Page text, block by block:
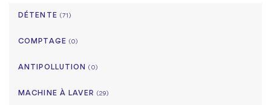
DÉTENTE (71)
COMPTAGE (0)
ANTIPOLLUTION(0)
MACHINE À LAVER (29)